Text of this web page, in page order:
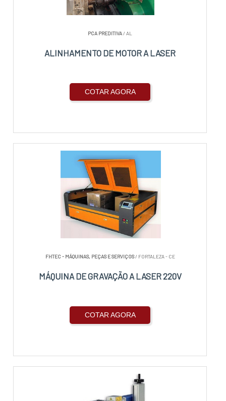
PCA PREDITIVA/ AL
ALINHAMENTO DE MOTOR A LASER
COTAR AGORA
FHTEC - MÁQUINAS, PEÇAS E SERVIÇOS/ FORTALEZA - CE
MÁQUINA DE GRAVAÇÃO A LASER 220V
COTAR AGORA